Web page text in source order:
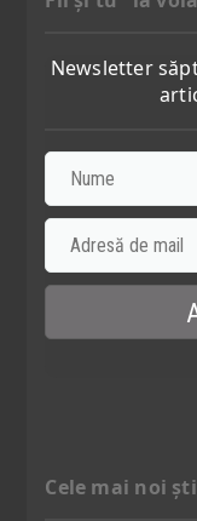
Newsletter
Cele mai noi